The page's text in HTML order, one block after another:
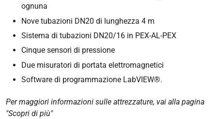
ognuna
Nove tubazioni DN20 di lunghezza 4 m
Sistema di tubazioni DN20/16 in PEX-AL-PEX
Cinque sensori di pressione
Due misuratori di portata elettromagnetici
Software di programmazione LabVIEW®.
Per maggiori informazioni sulle attrezzature, vai alla pagina
"Scopri di più"